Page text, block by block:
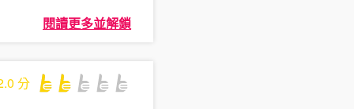
閱讀更多並解鎖
分